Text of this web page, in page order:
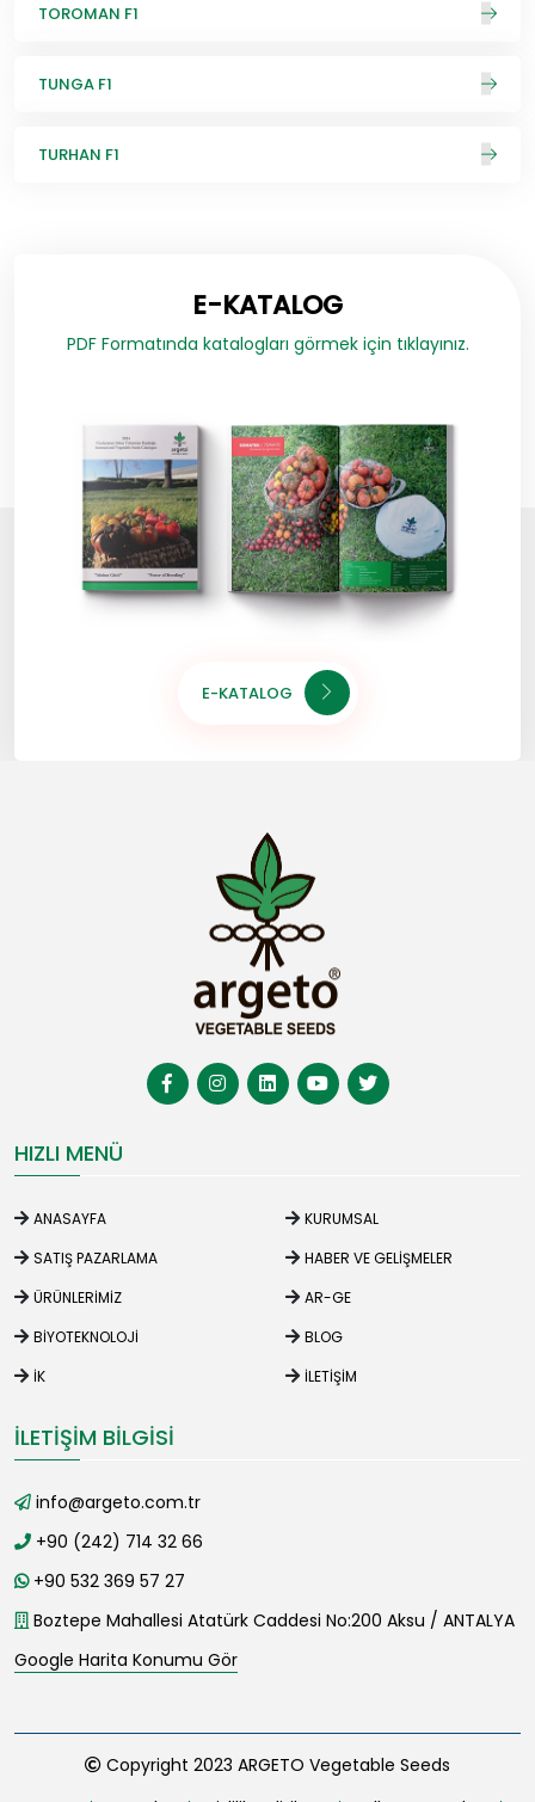
TOROMAN F1
TUNGA F1
TURHAN F1
E-KATALOG
PDF Formatında katalogları görmek için tıklayınız.
E-KATALOG
HIZLI MENÜ
ANASAYFA
KURUMSAL
SATIŞ PAZARLAMA
HABER VE GELIŞMELER
ÜRÜNLERIMIZ
AR-GE
BIYOTEKNOLOJI
BLOG
İK
İLETIŞIM
İLETIŞIM BILGISI
info@argeto.com.tr
+90 (242) 714 32 66
+90 532 369 57 27
Boztepe Mahallesi Atatürk Caddesi No:200 Aksu / ANTALYA
Google Harita Konumu Gör
Copyright 2023 ARGETO Vegetable Seeds